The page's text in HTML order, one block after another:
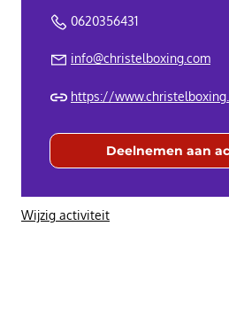
0620356431
info@christelboxing.com
https://
Deelnemen aan
(Deze
Wijzig activiteit